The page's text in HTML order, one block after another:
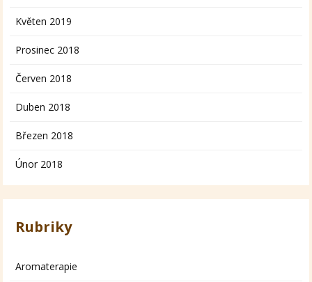
Květen 2019
Prosinec 2018
Červen 2018
Duben 2018
Březen 2018
Únor 2018
Rubriky
Aromaterapie